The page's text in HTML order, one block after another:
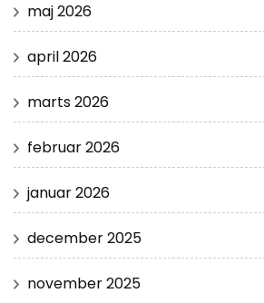
maj 2026
april 2026
marts 2026
februar 2026
januar 2026
december 2025
november 2025